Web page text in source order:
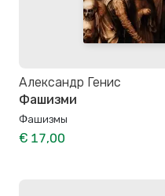
Александр Генис
Фашизми
Фашизмы
€ 17,00